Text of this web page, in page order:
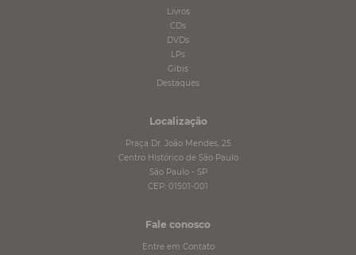
Livros
CDs
DVDs
LPs
Gibis
Destaques
Localização
Praça Dr. João Mendes, 25
Centro Histórico de São Paulo
São Paulo - SP
CEP: 01501-001
Fale conosco
Entre em Contato